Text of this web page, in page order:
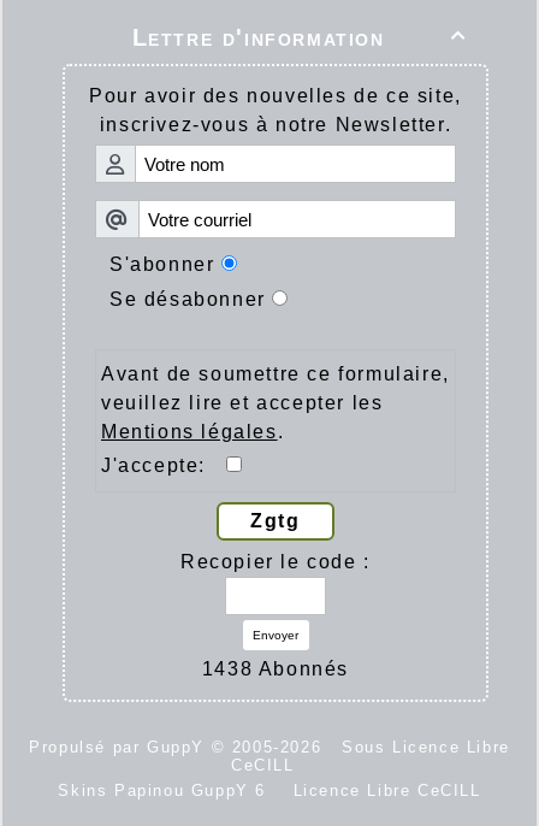

Lettre d'information
Pour avoir des nouvelles de ce site,
inscrivez-vous à notre Newsletter.
S'abonner
Se désabonner
Avant de soumettre ce formulaire,
veuillez lire et accepter les
Mentions légales.
J'accepte:
Zgtg
Recopier le code :
Envoyer
1438 Abonnés
Propulsé par GuppY © 2005-2026
Sous Licence Libre
CeCILL
Skins Papinou GuppY 6
Licence Libre CeCILL